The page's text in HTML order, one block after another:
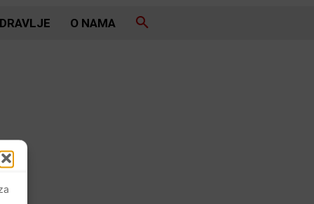
O NAMA